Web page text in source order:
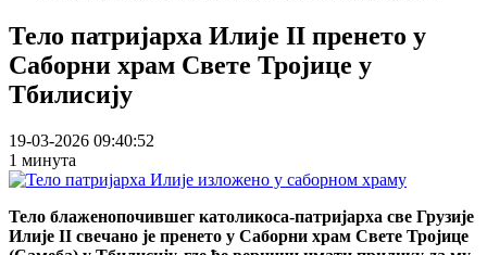
Тело патријарха Илије II пренето у
Саборни храм Свете Тројице у
Тбилисију
19-03-2026 09:40:52
1 минута
Тело блаженопочившег католикоса-патријарха све Грузије
Илије II свечано је пренето у Саборни храм Свете Тројице